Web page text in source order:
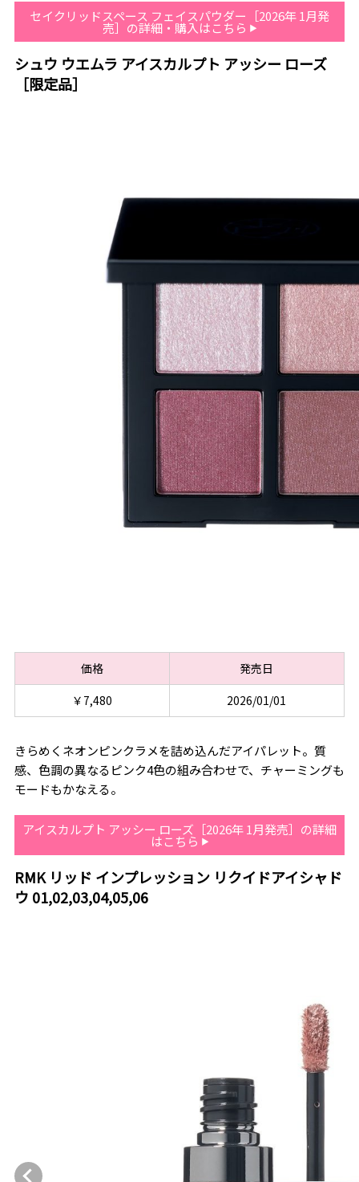
セイクリッドスペース フェイスパウダー［2026年 1月発
売］の詳細・購入はこちら
シュウ ウエムラ アイスカルプト アッシー ローズ
［限定品］
価格
発売日
￥7,480
2026/01/01
きらめくネオンピンクラメを詰め込んだアイパレット。質
感、色調の異なるピンク4色の組み合わせで、チャーミングも
モードもかなえる。
アイスカルプト アッシー ローズ［2026年 1月発売］の詳細
はこちら
RMK リッド インプレッション リクイドアイシャド
ウ 01,02,03,04,05,06